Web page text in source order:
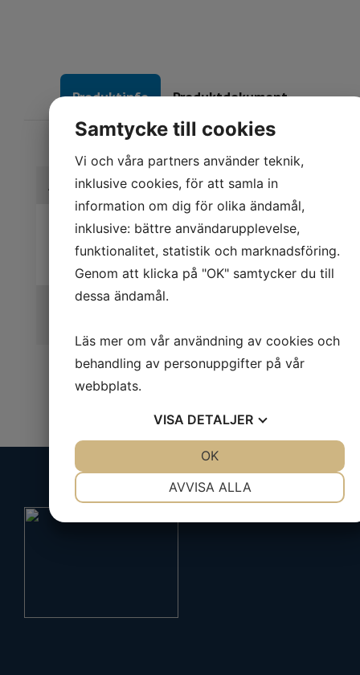
Produktinfo Produktdokument
Art.nr Benämning Diameter
NEDSTBR
KZ
nedstigningsbrunn
med alulucka
600-
2500mm
Vattentät PE-
Samtycke till cookies
Vi och våra partners använder teknik,
inklusive cookies, för att samla in
information om dig för olika ändamål,
inklusive: bättre användarupplevelse,
funktionalitet, statistik och marknadsföring.
Genom att klicka på "OK" samtycker du till
dessa ändamål.
Läs mer om vår användning av cookies och
behandling av personuppgifter på vår
webbplats.
VISA DETALJER
AVVISA ALLA
OK